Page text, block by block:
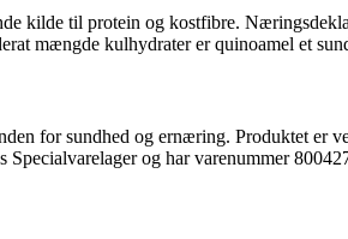
kilde til protein og kostfibre.
mængde kulhydrater er quinoamel et
for sundhed og ernæring. Produktet er
og har varenummer